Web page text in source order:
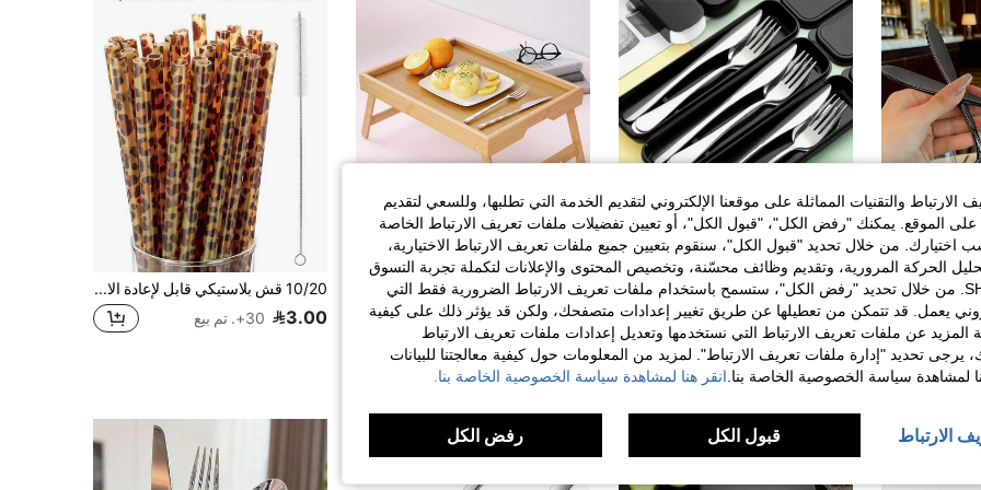
1/2/4/6 ملاعق تقديم من الفولاذ المقاوم للصدأ، ملاعق سلطة، ملاعق خلط، ملاعق تقسيم، مناسبة للمنزل والمطعم والفندق والبوفيه وحفلات عيد الميلاد والزفاف والهدايا المناسبة للمناسبات
كبير
4 قطع طقم أدوات مائدة محمول من الفولاذ المقاوم للصدأ، يشمل ملعقة وشوكة وسكين، مناسب للنزهات والعمل والتخييم والسفر المدرسي، مع علبة تخزين سوداء، آمن للغسالة
3# الأفضل مبيعا في صيف مجموعات الطعام
11.00 50+. تم بيع
%25-
7# الأفضل مبيعا في الخيزران صواني
48.75
10/20 قش بلاستيكي قابل لإعادة الاستخدام بطبعة نمر مع فرشاة تنظيف 1/2 قطعة، مناسب لأكواب المياه النسائية، مناسب لحفلات عيد الميلاد
3.00 30+. تم بيع
والتقنيات المماثلة على موقعنا الإلكتروني لتقديم الخدمة التي تطلبها، وللسعي لتقديم
الموقع. يمكنك "رفض الكل"، "قبول الكل"، أو تعيين تفضيلات ملفات تعريف الارتباط الخاصة
من خلال تحديد "قبول الكل"، سنقوم بتعيين جميع ملفات تعريف الارتباط الاختيارية،
الحركة المرورية، وتقديم وظائف محسّنة، وتخصيص المحتوى والإعلانات لتكملة تجربة التسوق
الخاصة بك مع SHEIN. من خلال تحديد "رفض الكل"، ستسمح باستخدام ملفات تعريف الارتباط الضرورية فقط التي
يعمل. قد تتمكن من تعطيلها عن طريق تغيير إعدادات متصفحك، ولكن قد يؤثر ذلك على كيفية
المزيد عن ملفات تعريف الارتباط التي نستخدمها وتعديل إعدادات ملفات تعريف الارتباط
يرجى تحديد "إدارة ملفات تعريف الارتباط". لمزيد من المعلومات حول كيفية معالجتنا للبيانات
لمشاهدة سياسة الخصوصية الخاصة بنا. انقر هنا لمشاهدة سياسة الخصوصية الخاصة بنا.
الارتباط قبول الكل رفض الكل